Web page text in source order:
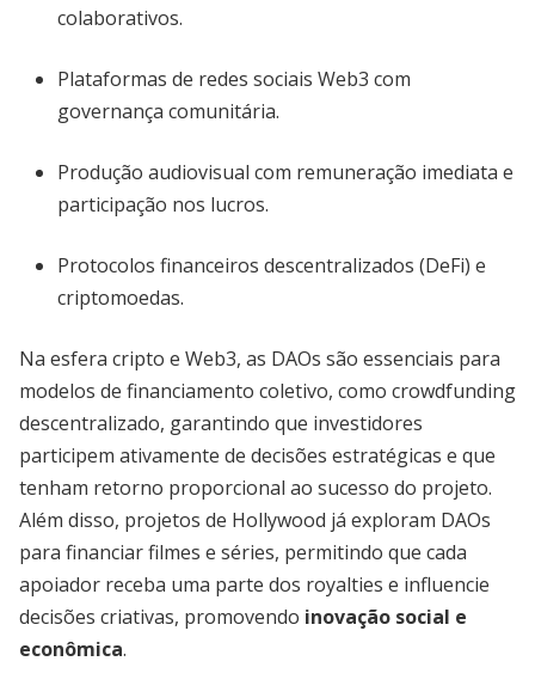
colaborativos.
Plataformas de redes sociais Web3 com
governança comunitária.
Produção audiovisual com remuneração imediata e
participação nos lucros.
Protocolos financeiros descentralizados (DeFi) e
criptomoedas.
Na esfera cripto e Web3, as DAOs são essenciais para
modelos de financiamento coletivo, como crowdfunding
descentralizado, garantindo que investidores
participem ativamente de decisões estratégicas e que
tenham retorno proporcional ao sucesso do projeto.
Além disso, projetos de Hollywood já exploram DAOs
para financiar filmes e séries, permitindo que cada
apoiador receba uma parte dos royalties e influencie
decisões criativas, promovendo inovação social e
econômica.